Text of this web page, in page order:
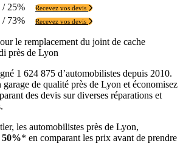
/ 25% Recevez vos devis
/ 73% Recevez vos devis
le remplacement du joint de cache
près de Lyon
1 624 875 d’automobilistes depuis 2010.
de qualité près de Lyon et économisez
des devis sur diverses réparations et
les automobilistes près de Lyon,
50%* en comparant les prix avant de prendre